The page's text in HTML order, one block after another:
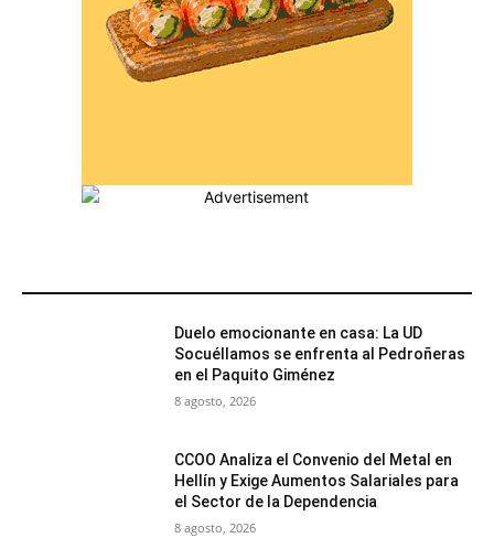
Duelo emocionante en casa: La UD
Socuéllamos se enfrenta al Pedroñeras
en el Paquito Giménez
8 agosto, 2026
CCOO Analiza el Convenio del Metal en
Hellín y Exige Aumentos Salariales para
el Sector de la Dependencia
8 agosto, 2026